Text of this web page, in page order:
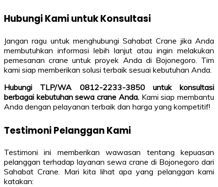
Hubungi Kami untuk Konsultasi
Jangan ragu untuk menghubungi Sahabat Crane jika Anda
membutuhkan informasi lebih lanjut atau ingin melakukan
pemesanan crane untuk proyek Anda di Bojonegoro. Tim
kami siap memberikan solusi terbaik sesuai kebutuhan Anda.
Hubungi TLP/WA 0812-2233-3850 untuk konsultasi
berbagai kebutuhan sewa crane Anda.Kami siap membantu
Anda dengan pelayanan terbaik dan harga yang kompetitif!
Testimoni Pelanggan Kami
Testimoni ini memberikan wawasan tentang kepuasan
pelanggan terhadap layanan sewa crane di Bojonegoro dari
Sahabat Crane. Mari kita lihat apa yang pelanggan kami
katakan: